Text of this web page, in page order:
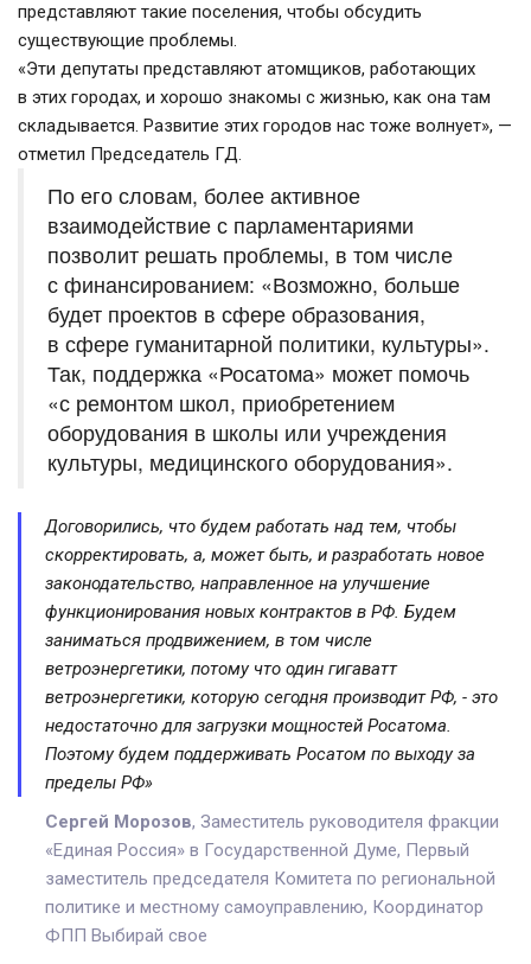
представляют такие поселения, чтобы обсудить
существующие проблемы.
«Эти депутаты представляют атомщиков, работающих
в этих городах, и хорошо знакомы с жизнью, как она там
складывается. Развитие этих городов нас тоже волнует», —
отметил Председатель ГД.
По его словам, более активное
взаимодействие с парламентариями
позволит решать проблемы, в том числе
с финансированием: «Возможно, больше
будет проектов в сфере образования,
в сфере гуманитарной политики, культуры».
Так, поддержка «Росатома» может помочь
«с ремонтом школ, приобретением
оборудования в школы или учреждения
культуры, медицинского оборудования».
Договорились, что будем работать над тем, чтобы
скорректировать, а, может быть, и разработать новое
законодательство, направленное на улучшение
функционирования новых контрактов в РФ. Будем
заниматься продвижением, в том числе
ветроэнергетики, потому что один гигаватт
ветроэнергетики, которую сегодня производит РФ, - это
недостаточно для загрузки мощностей Росатома.
Поэтому будем поддерживать Росатом по выходу за
пределы РФ»
Сергей Морозов, Заместитель руководителя фракции
«Единая Россия» в Государственной Думе, Первый
заместитель председателя Комитета по региональной
политике и местному самоуправлению, Координатор
ФПП Выбирай свое